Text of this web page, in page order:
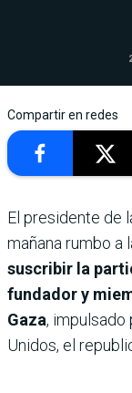
Compartir en redes
El presidente de
mañana rumbo a
suscribir la
fundador y
Gaza, impulsado
Unidos, el